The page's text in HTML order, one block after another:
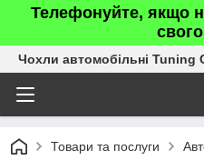
Телефонуйте, якщо
Чохли автомобільні Tuning
Товари та послуги